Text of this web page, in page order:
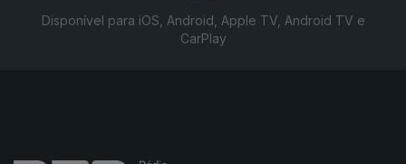
Disponível para iOS, Android, Apple TV, Android TV e
CarPlay